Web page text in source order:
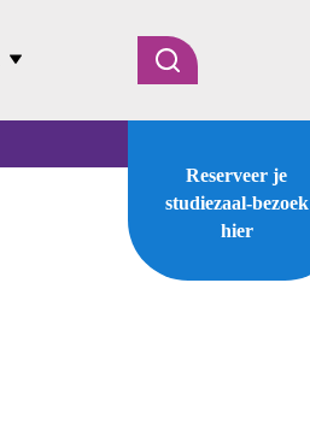
Reserveer je
studiezaal-bezoek
hier